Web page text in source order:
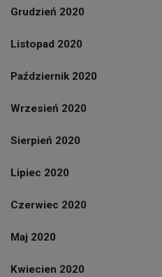
Grudzień 2020
Listopad 2020
Październik 2020
Wrzesień 2020
Sierpień 2020
Lipiec 2020
Czerwiec 2020
Maj 2020
Kwiecien 2020